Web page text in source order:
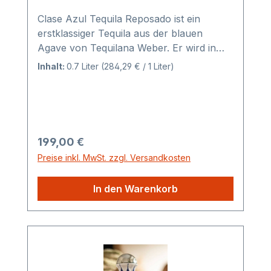
Clase Azul Tequila Reposado ist ein
erstklassiger Tequila aus der blauen
Agave von Tequilana Weber. Er wird in
einer bemalten Porzellanflasche abgefüllt,
(gereift)ALKOHOLGEHALT: 40 % alc. Vol.
(80 Proof)REGION: Jalisco Highlands
(Altos de Jalisco)HERSTELLER: Casa
Tradición S.A. de C.V. (NOM
1595)KOCHEN: Langsames Dampfkochen
im Steinofen (72
(geheime Rezeptur)DESTILLATION:
Doppeldestillation in KupferFASS: Fass
Inhalt: 0.7 Liter (284,29 € / 1 Liter)
Regulärer Preis:
199,00 €
Preise inkl. MwSt. zzgl. Versandkosten
In den Warenkorb